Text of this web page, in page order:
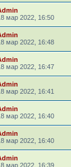
мар 2022, 16:50
мар 2022, 16:48
мар 2022, 16:47
мар 2022, 16:41
мар 2022, 16:40
мар 2022, 16:40
мар 2022, 16:39